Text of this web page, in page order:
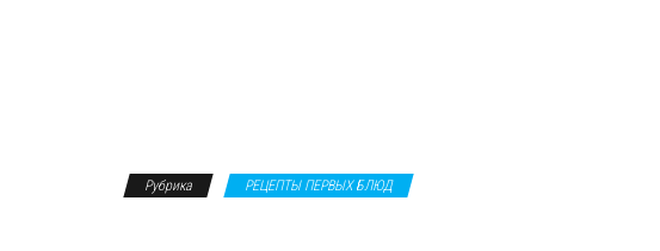
Рубрика РЕЦЕПТЫ ПЕРВЫХ БЛЮД